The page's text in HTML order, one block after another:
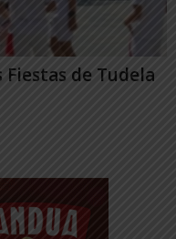
de Tudela